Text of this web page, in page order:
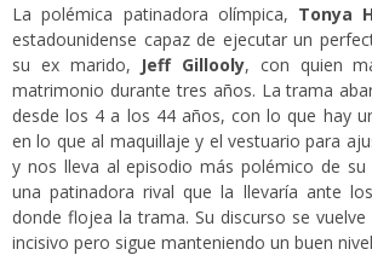
La polémica patinadora olímpica, Tonya
estadounidense capaz de ejecutar un
su ex marido, Jeff Gillooly, con quien
matrimonio durante tres años. La trama
desde los 4 a los 44 años, con lo que hay
en lo que al maquillaje y el vestuario para
y nos lleva al episodio más polémico de su
una patinadora rival que la llevaría ante
donde flojea la trama. Su discurso se
incisivo pero sigue manteniendo un buen